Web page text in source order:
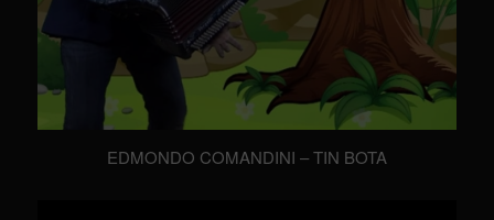
EDMONDO COMANDINI – TIN BOTA